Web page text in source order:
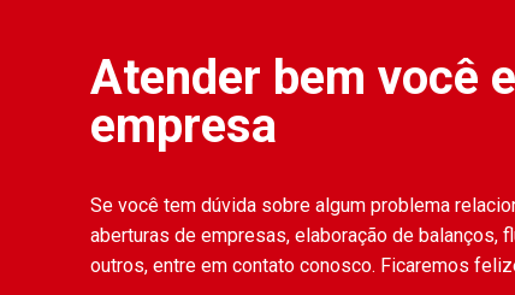
Atender bem você
empresa
Se você tem dúvida sobre algum problema
aberturas de empresas, elaboração de balanços,
outros, entre em contato conosco. Ficaremos